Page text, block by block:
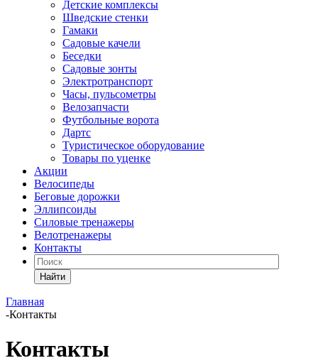
Детские комплексы
Шведские стенки
Гамаки
Садовые качели
Беседки
Садовые зонты
Электротранспорт
Часы, пульсометры
Велозапчасти
Футбольные ворота
Дартс
Туристическое оборудование
Товары по уценке
Акции
Велосипеды
Беговые дорожки
Эллипсоиды
Силовые тренажеры
Велотренажеры
Контакты
Найти
Главная
-Контакты
Контакты